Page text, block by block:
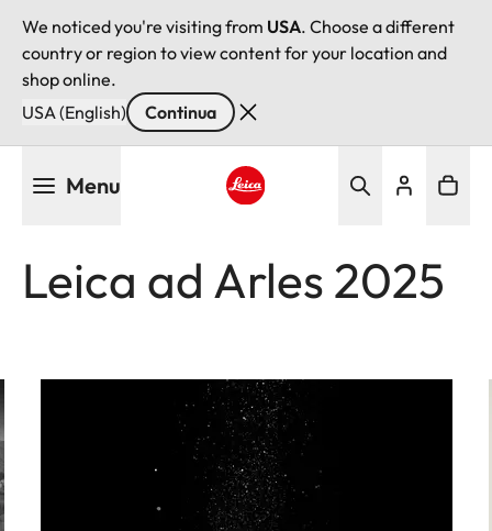
We noticed you're visiting from USA. Choose a different
country or region to view content for your location and
shop online.
USA (English)
Continua
Menu
Leica ad Arles 2025